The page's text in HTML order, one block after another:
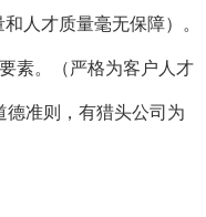
人才质量毫无保障）。
素。（严格为客户人才
德准则，有猎头公司为